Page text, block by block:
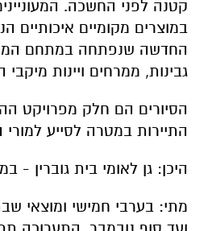
הסיורים הם חלק מפרויקט
התיירות במטרה לסייע
22:00 (כניסה אחרונה לאתר ב21:00)
הביקור בתערוכה מחייב